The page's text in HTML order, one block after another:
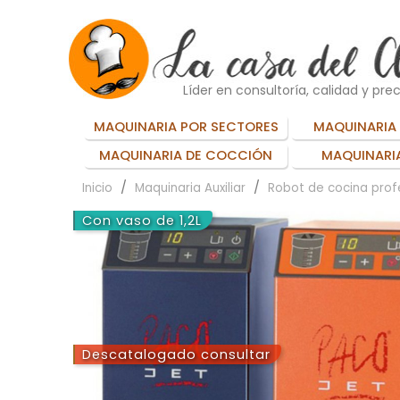
Líder en consultoría, calidad y
MAQUINARIA POR SECTORES
MAQUINARIA
MAQUINARIA DE COCCIÓN
Inicio Maquinaria Auxiliar Robot de cocina
Con vaso de 1,2L
Descatalogado consultar